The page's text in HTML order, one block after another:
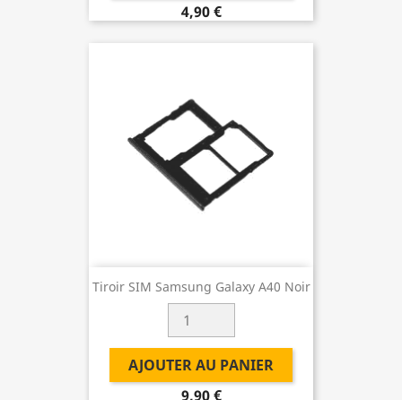
4,90 €
Tiroir SIM Samsung Galaxy A40 Noir
AJOUTER AU PANIER
9,90 €